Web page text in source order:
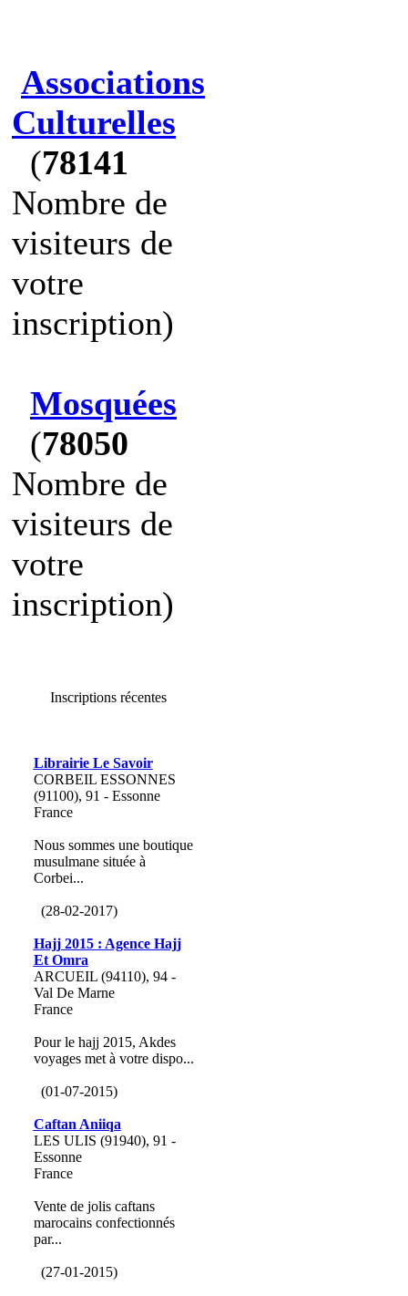
Associations
Culturelles
(78141
Nombre de
visiteurs de
votre
inscription)
Mosquées
(78050
Nombre de
visiteurs de
votre
inscription)
Inscriptions récentes
Librairie Le Savoir
CORBEIL ESSONNES
(91100), 91 - Essonne
France
Nous sommes une boutique
musulmane située à
Corbei...
(28-02-2017)
Hajj 2015 : Agence Hajj
Et Omra
ARCUEIL (94110), 94 -
Val De Marne
France
Pour le hajj 2015, Akdes
voyages met à votre dispo...
(01-07-2015)
Caftan Aniiqa
LES ULIS (91940), 91 -
Essonne
France
Vente de jolis caftans
marocains confectionnés
par...
(27-01-2015)